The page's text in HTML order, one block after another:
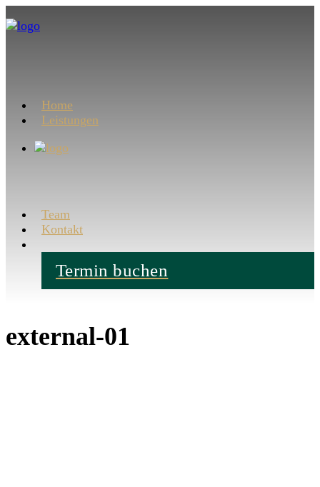
Home
Leistungen
Team
Kontakt
Termin buchen
external-01